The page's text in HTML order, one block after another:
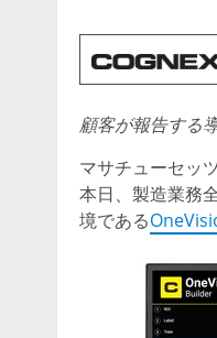
顧客が報告する
マサチューセッ
本日、製造業務
境である